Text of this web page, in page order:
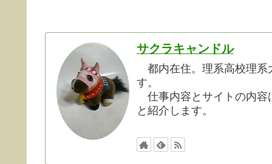
サクラキャンドル
都内在住。理系高校理系
す。
仕事内容とサイトの内容
と紹介します。